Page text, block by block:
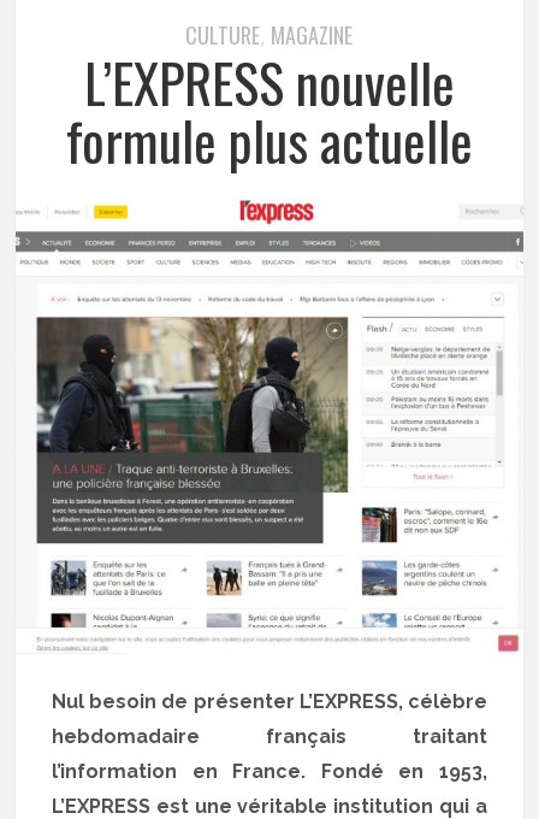
CULTURE, MAGAZINE
L’EXPRESS nouvelle
formule plus actuelle
Nul besoin de présenter L’EXPRESS, célèbre
hebdomadaire français traitant
l’information en France. Fondé en 1953,
L’EXPRESS est une véritable institution qui a